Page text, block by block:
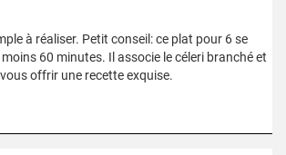
à réaliser. Petit conseil: ce plat pour 6 se
60 minutes. Il associe le céleri branché et
offrir une recette exquise.